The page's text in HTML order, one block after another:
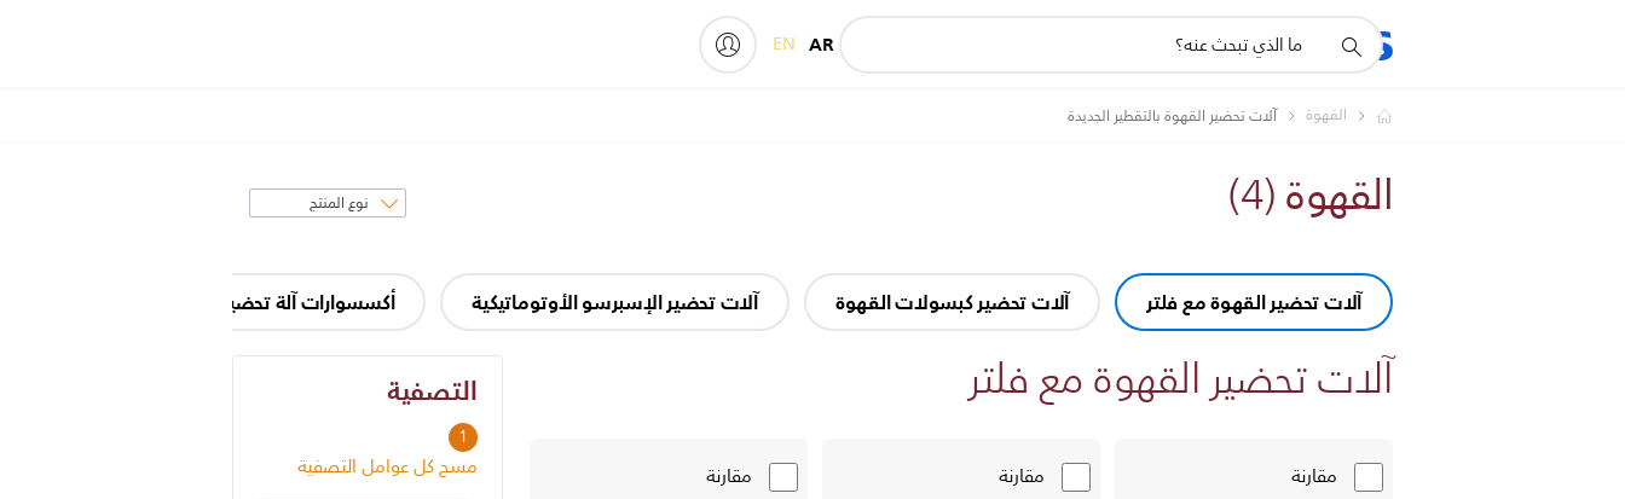
المنتجات
أيقونة
دعم
AR
EN
القهوة آلات تحضير القهوة بالتقطير الجديدة
القهوة(
4
)
فرز
حسب
آلات تحضير القهوة مع فلتر آلات تحضير كبسولات القهوة آلات تحضير الإسبرسو الأوتوماتيكية أكسسوارات آلة تحضير القهوة وأجزاؤها
التصفية
1 التصفية
مسح كل عوامل التصفية
آلات تحضير القهوة مع فلتر
مقارنة مقارنة مقارنة